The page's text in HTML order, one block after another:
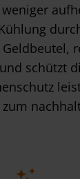
schützt